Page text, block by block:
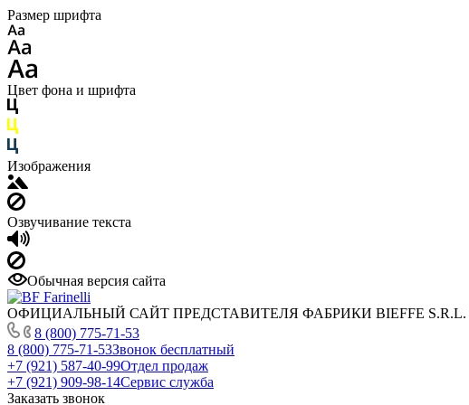
Размер шрифта
Цвет фона и шрифта
Изображения
Озвучивание текста
Обычная версия сайта
ОФИЦИАЛЬНЫЙ САЙТ ПРЕДСТАВИТЕЛЯ ФАБРИКИ BIEFFE
8 (800) 775-71-53
8 (800) 775-71-53Звонок бесплатный
+7 (921) 587-40-99Отдел продаж
+7 (921) 909-98-14Сервис служба
Заказать звонок